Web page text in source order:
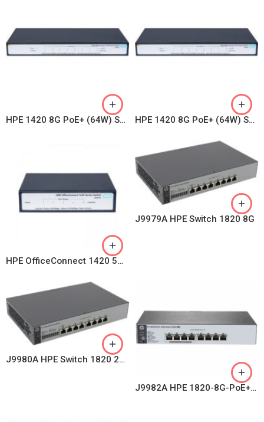
HPE 1420 8G PoE+ (64W) Switch – JH330A HPE 1420 8G PoE+ (64W) Switch – JH330A
HPE OfficeConnect 1420 5G PoE+ (32W) Switch JH328A
J9979A HPE Switch 1820 8G
J9980A HPE Switch 1820 24G
J9982A HPE 1820-8G-PoE+ (65W) Switch